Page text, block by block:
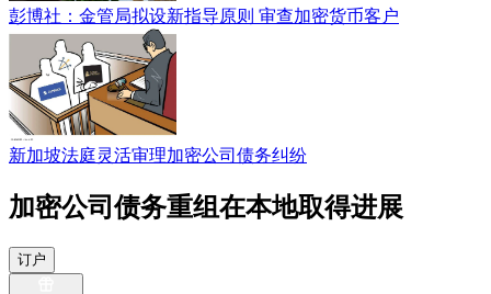
彭博社：金管局拟设新指导原则 审查加密货币客户
新加坡法庭灵活审理加密公司债务纠纷
加密公司债务重组在本地取得进展
订户